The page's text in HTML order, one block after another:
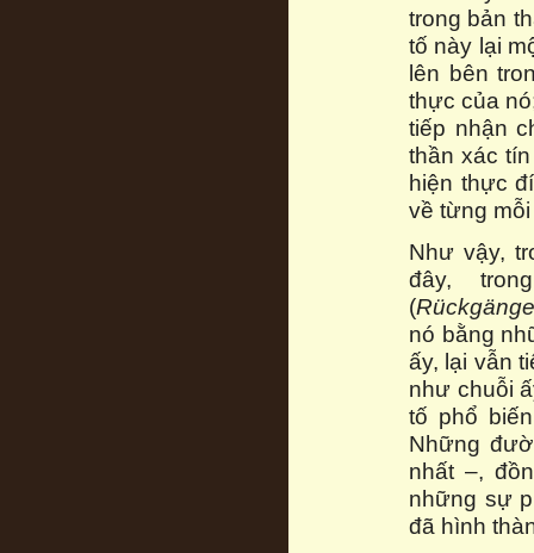
trong bản
tố này lại
lên bên
thực của
tiếp nhận
thần xác
hiện thực
về từng
Như vậy,
đây,
(
nó bằng
ấy, lại vẫn
như chuỗi
tố phổ
Những
nhất –,
những sự
đã hình